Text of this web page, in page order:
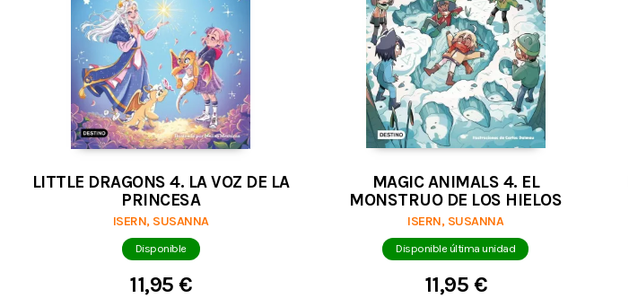
LITTLE DRAGONS 4. LA VOZ DE LA
PRINCESA
ISERN, SUSANNA
Disponible
11,95 €
MAGIC ANIMALS 4. EL
MONSTRUO DE LOS HIELOS
ISERN, SUSANNA
Disponible última unidad
11,95 €